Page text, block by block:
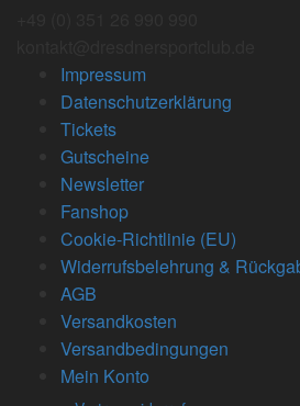
Impressum
Datenschutzerklärung
Tickets
Gutscheine
Newsletter
Fanshop
Cookie-Richtlinie (EU)
Widerrufsbelehrung &
AGB
Versandkosten
Versandbedingungen
Mein Konto